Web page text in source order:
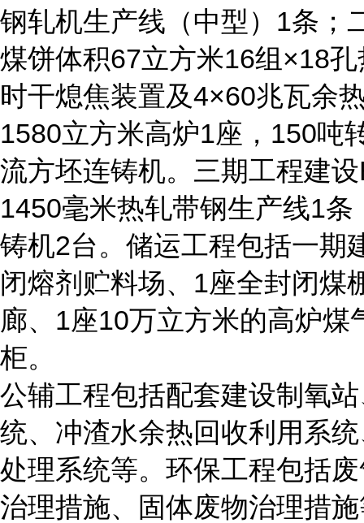
钢轧机生产线（中型）1条；
煤饼体积67立方米16组×18
时干熄焦装置及4×60兆瓦余
1580立方米高炉1座，150吨
流方坯连铸机。三期工程建
1450毫米热轧带钢生产线1
铸机2台。储运工程包括一期
闭熔剂贮料场、1座全封闭煤
廊、1座10万立方米的高炉
柜。
公辅工程包括配套建设制氧
统、冲渣水余热回收利用系
处理系统等。环保工程包括
治理措施、固体废物治理措